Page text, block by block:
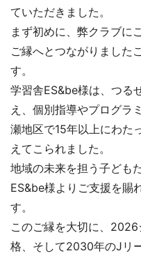
ていただきました。
まず初めに、弊クラブに
ご縁へとつながりました
す。
学習舎ES&be様は、つる
え、個別指導やプログラ
瀬地区で15年以上にわた
えてこられました。
地域の未来を担う子ども
ES&be様よりご支援を賜
す。
このご縁を大切に、
格、そして2030年のJリ